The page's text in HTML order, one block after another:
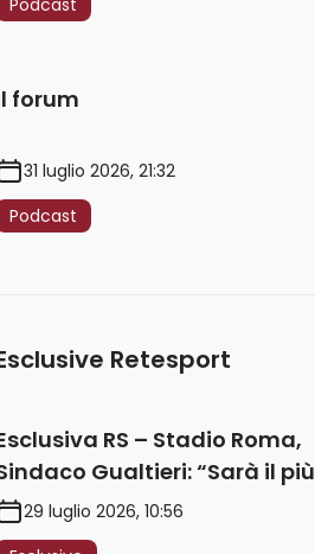
forum
31 luglio 2026, 21:32
Podcast
Retesport
RS – Stadio Roma,
Gualtieri: “Sarà il più
del mondo. Assoluta
politica. Prima pietra nel
29 luglio 2026, 10:56